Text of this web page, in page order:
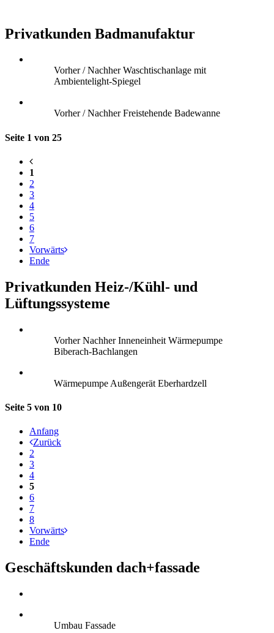
Privatkunden Badmanufaktur
Vorher / Nachher Waschtischanlage mit
Ambientelight-Spiegel
Vorher / Nachher Freistehende Badewanne
Seite 1 von 25
1
2
3
4
5
6
7
Vorwärts
Ende
Privatkunden Heiz-/Kühl- und
Lüftungssysteme
Vorher Nachher Inneneinheit Wärmepumpe
Biberach-Bachlangen
Wärmepumpe Außengerät Eberhardzell
Seite 5 von 10
Anfang
Zurück
2
3
4
5
6
7
8
Vorwärts
Ende
Geschäftskunden dach+fassade
Umbau Fassade